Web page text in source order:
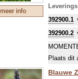
meer info
zo'n
sommige
392900.1
392900.2
Plaats dit
Blauwe